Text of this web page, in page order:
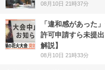
08月10日 21時37分
「違和感があった
許可申請すら未提
解説】
08月10日 21時33分